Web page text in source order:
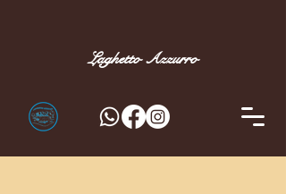
LaghettoAzzurro